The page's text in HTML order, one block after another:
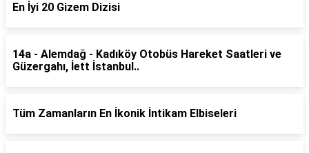
En İyi 20 Gizem Dizisi
14a - Alemdağ - Kadıköy Otobüs Hareket Saatleri ve
Güzergahı, İett İstanbul..
Tüm Zamanların En İkonik İntikam Elbiseleri